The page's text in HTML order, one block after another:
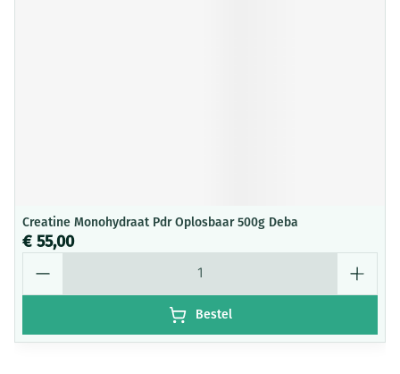
Creatine Monohydraat Pdr Oplosbaar 500g Deba
€ 55,00
Bestel